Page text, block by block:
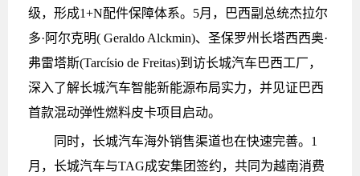
级，形成1+N配件保障体系。5月，巴西副总统杰拉尔
多·阿尔克明( Geraldo Alckmin)、圣保罗州长塔西西奥·
弗雷塔斯(Tarcísio de Freitas)到访长城汽车巴西工厂，
深入了解长城汽车智能新能源布局实力，并见证巴西
首款混动弹性燃料皮卡项目启动。
同时，长城汽车海外销售渠道也在快速完善。1
月，长城汽车与TAG成安集团签约，共同为越南消费